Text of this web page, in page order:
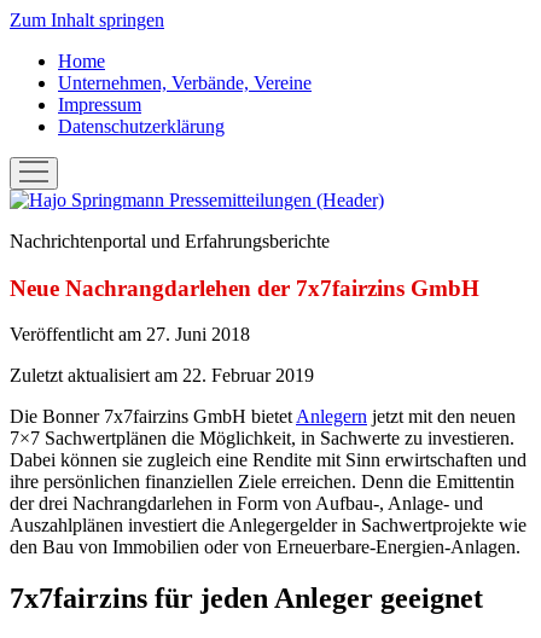
Zum Inhalt springen
Home
Unternehmen, Verbände, Vereine
Impressum
Datenschutzerklärung
Menü
öffnen
Hans-
"Hajo"
Pressemitteilungen
Nachrichtenportal und Erfahrungsberichte
Neue Nachrangdarlehen der 7x7fairzins GmbH
Veröffentlicht am 27. Juni 2018
Zuletzt aktualisiert am 22. Februar 2019
Die Bonner 7x7fairzins GmbH bietetAnlegern jetzt mit den neuen
7×7 Sachwertplänen die Möglichkeit, in Sachwerte zu investieren.
Dabei können sie zugleich eine Rendite mit Sinn erwirtschaften und
ihre persönlichen finanziellen Ziele erreichen. Denn die Emittentin
der drei Nachrangdarlehen in Form von Aufbau-, Anlage- und
Auszahlplänen investiert die Anlegergelder in Sachwertprojekte wie
den Bau von Immobilien oder von Erneuerbare-Energien-Anlagen.
7x7fairzins für jeden Anleger geeignet